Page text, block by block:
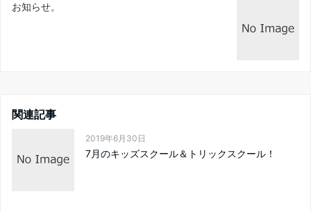
お知らせ。
関連記事
2019年6月30日
7月のキッズスクール＆トリックスクール！